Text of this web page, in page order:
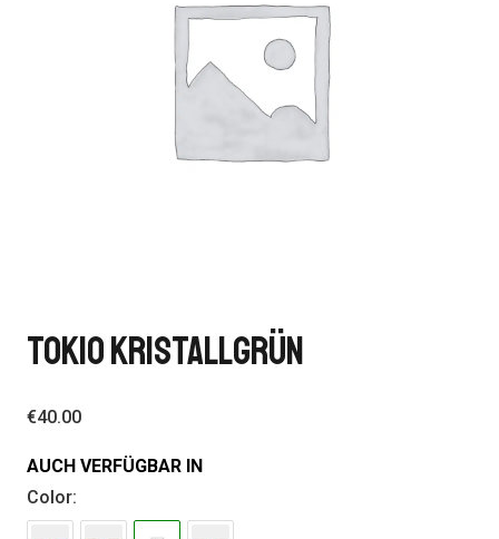
TOKIO KRISTALLGRÜN
€40.00
AUCH VERFÜGBAR IN
Color: